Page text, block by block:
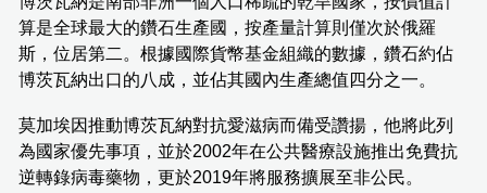
算是全球最大的鑽石生產國，按產量計算則僅次於俄羅
斯，位居第二。根據國際貨幣基金組織的數據，鑽石約佔
博茨瓦納出口的八成，並佔其國內生產總值四分之一。
莫加埃因推動博茨瓦納對抗愛滋病而備受讚揚，他將此列
為國家優先事項，並於2002年在公共醫療設施推出免費抗
逆轉錄病毒藥物，更於2019年將服務擴展至非公民。